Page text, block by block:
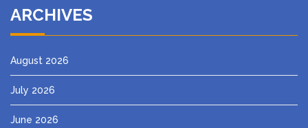
ARCHIVES
August 2026
July 2026
June 2026